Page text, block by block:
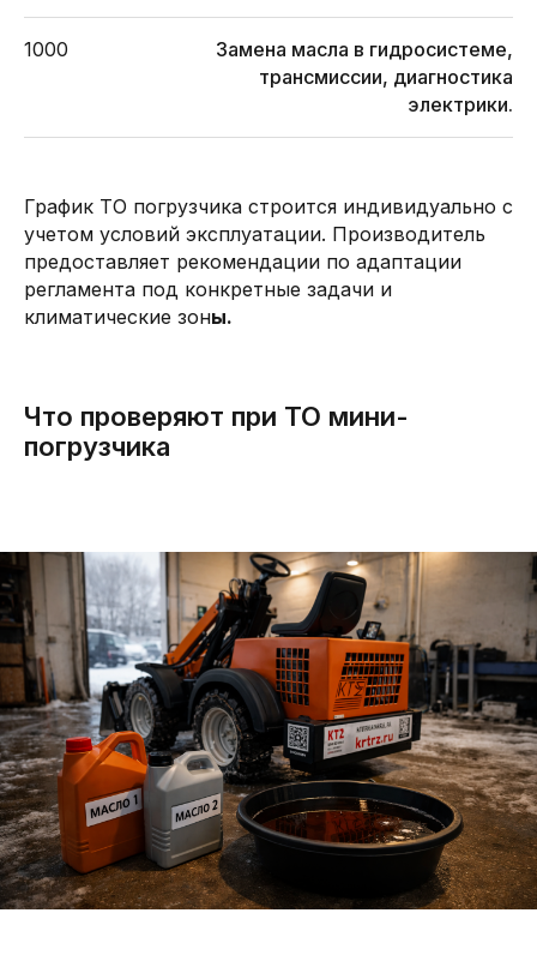
1000
Замена масла в гидросистеме,
трансмиссии, диагностика
электрики.
График ТО погрузчика строится индивидуально с
учетом условий эксплуатации. Производитель
предоставляет рекомендации по адаптации
регламента под конкретные задачи и
климатические зоны.
Что проверяют при ТО мини-
погрузчика